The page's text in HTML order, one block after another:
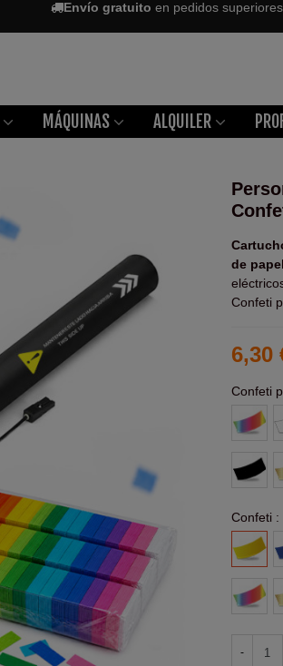
Envío gratuito en pedidos
MÁQUINAS ALQUILER
de papel
Confeti
6,30
Confeti
Multicolor
Negro
Confeti :
Amarillo
Multicolor
-